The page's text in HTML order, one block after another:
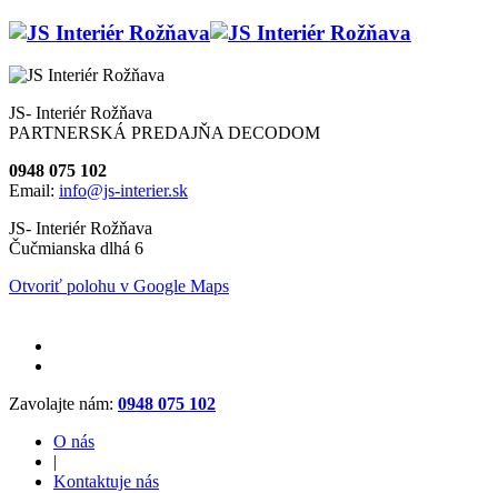
JS- Interiér Rožňava
PARTNERSKÁ PREDAJŇA DECODOM
0948 075 102
Email: info@js-interier.sk
JS- Interiér Rožňava
Čučmianska dlhá 6
Otvoriť polohu v Google Maps
Zavolajte nám: 0948 075 102
O nás
|
Kontaktuje nás